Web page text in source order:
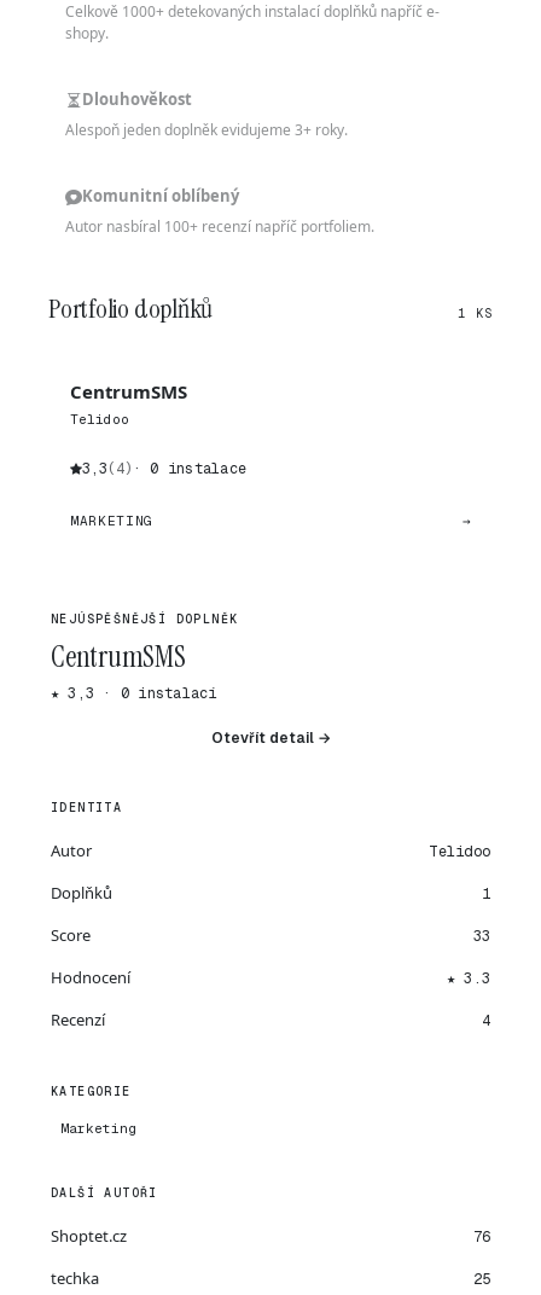
Celkově 1000+ detekovaných instalací doplňků napříč e-
shopy.
Dlouhověkost
Alespoň jeden doplněk evidujeme 3+ roky.
Komunitní oblíbený
Autor nasbíral 100+ recenzí napříč portfoliem.
Portfolio doplňků 1 KS
CentrumSMS
Telidoo
3,3(4) · 0 instalace
MARKETING →
NEJÚSPĚŠNĚJŠÍ DOPLNĚK
CentrumSMS
★ 3,3 · 0 instalací
Otevřít detail →
IDENTITA
Autor Telidoo
Doplňků 1
Score 33
Hodnocení ★ 3.3
Recenzí 4
KATEGORIE
Marketing
DALŠÍ AUTOŘI
Shoptet.cz 76
techka 25